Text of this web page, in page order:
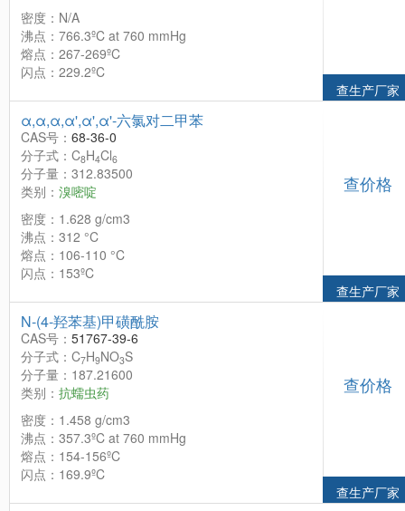
密度：N/A
沸点：766.3ºC at 760 mmHg
熔点：267-269ºC
闪点：229.2ºC
查生产厂家
α,α,α,α',α',α'-六氯对二甲苯
CAS号： 68-36-0
分子式：C8H4Cl6
分子量：312.83500
类别： 溴嘧啶
密度：1.628 g/cm3
沸点：312 °C
熔点：106-110 °C
闪点：153ºC
查价格
查生产厂家
N-(4-羟苯基)甲磺酰胺
CAS号： 51767-39-6
分子式：C7H9NO3S
分子量：187.21600
类别： 抗蠕虫药
密度：1.458 g/cm3
沸点：357.3ºC at 760 mmHg
熔点：154-156ºC
闪点：169.9ºC
查价格
查生产厂家